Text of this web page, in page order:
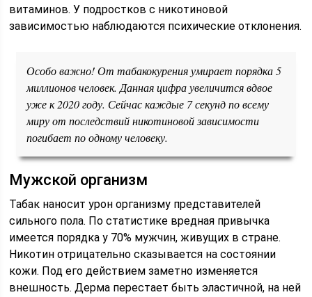
витаминов. У подростков с никотиновой
зависимостью наблюдаются психические отклонения.
Особо важно! От табакокурения умирает порядка 5
миллионов человек. Данная цифра увеличится вдвое
уже к 2020 году. Сейчас каждые 7 секунд по всему
миру от последствий никотиновой зависимости
погибает по одному человеку.
Мужской организм
Табак наносит урон организму представителей
сильного пола. По статистике вредная привычка
имеется порядка у 70% мужчин, живущих в стране.
Никотин отрицательно сказывается на состоянии
кожи. Под его действием заметно изменяется
внешность. Дерма перестает быть эластичной, на ней